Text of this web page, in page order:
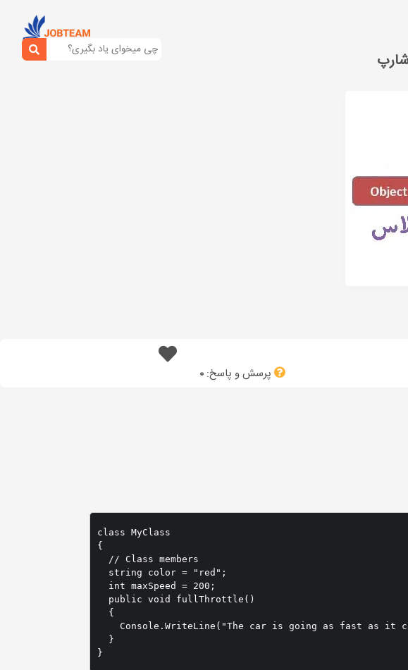
پرسش و پاسخ:0
class MyClass
{
  // Class members
  string color = "red";
  int maxSpeed = 200;
  public void fullThrottle()
  {
Console.WriteLine("The car is going as fast as it
  }
}